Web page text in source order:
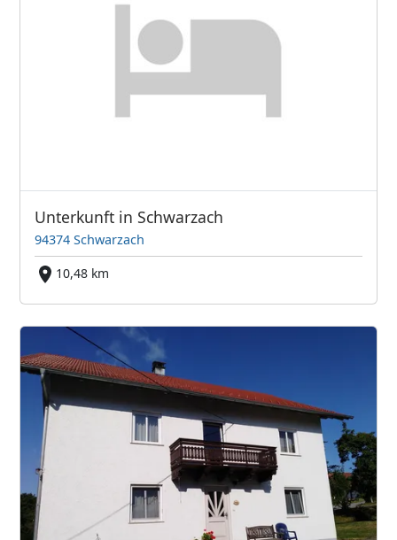
Unterkunft in Schwarzach
94374 Schwarzach
10,48 km